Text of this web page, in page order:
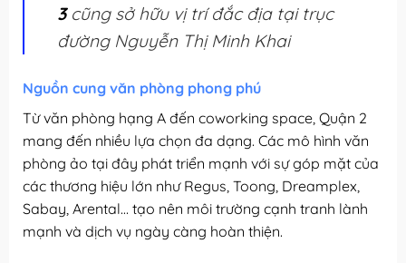
3cũng sở hữu vị trí đắc địa tại trục
đường Nguyễn Thị Minh Khai
Nguồn cung văn phòng phong phú
Từ văn phòng hạng A đến coworking space, Quận 2
mang đến nhiều lựa chọn đa dạng. Các mô hình văn
phòng ảo tại đây phát triển mạnh với sự góp mặt của
các thương hiệu lớn như Regus, Toong, Dreamplex,
Sabay, Arental… tạo nên môi trường cạnh tranh lành
mạnh và dịch vụ ngày càng hoàn thiện.